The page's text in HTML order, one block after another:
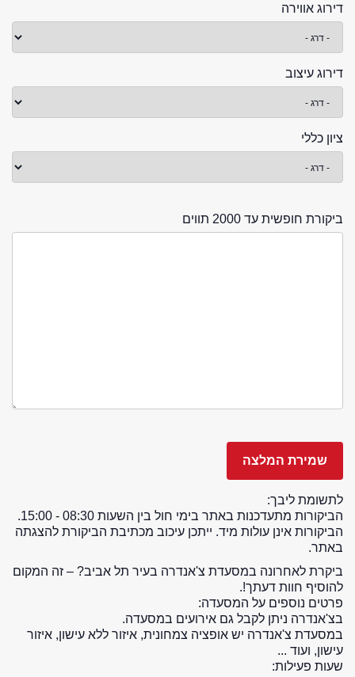
דירוג אווירה
דירוג עיצוב
ציון כללי
ביקורת חופשית עד 2000 תווים
לתשומת ליבך:
הביקורות מתעדכנות באתר בימי חול בין השעות 08:30 - 15:00.
הביקורות אינן עולות מיד. ייתכן עיכוב מכתיבת הביקורת להצגתה
באתר.
ביקרת לאחרונה במסעדת צ'אנדרה בעיר תל אביב? – זה המקום
להוסיף חוות דעתך!.
פרטים נוספים על המסעדה:
בצ'אנדרה ניתן לקבל גם אירועים במסעדה.
במסעדת צ'אנדרה יש אופציה צמחונית, איזור ללא עישון, איזור
עישון, ועוד ...
שעות פעילות: